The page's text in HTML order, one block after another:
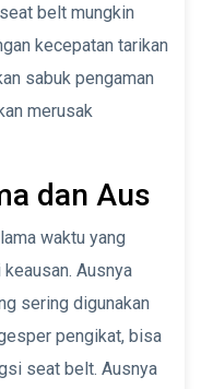
belt mungkin
kecepatan tarikan
sabuk pengaman
merusak
dan Aus
waktu yang
Ausnya
sering digunakan
pengikat, bisa
seat belt. Ausnya